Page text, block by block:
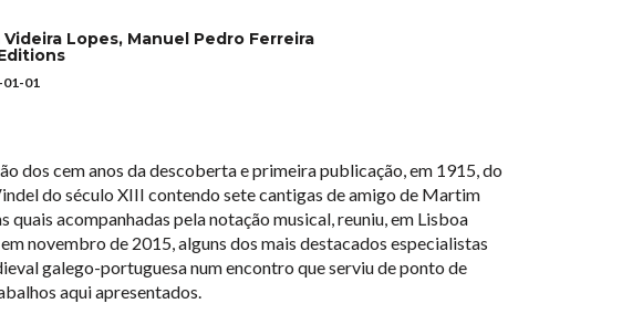
Videira Lopes, Manuel Pedro Ferreira
01
dos cem anos da descoberta e primeira publicação, em 1915, do
do século XIII contendo sete cantigas de amigo de Martim
quais acompanhadas pela notação musical, reuniu, em Lisboa
novembro de 2015, alguns dos mais destacados especialistas
galego-portuguesa num encontro que serviu de ponto de
aqui apresentados.